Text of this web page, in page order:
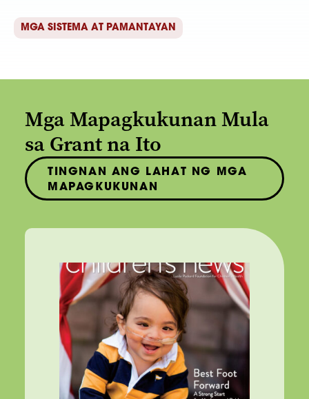
MGA SISTEMA AT PAMANTAYAN
Mga Mapagkukunan Mula
sa Grant na Ito
TINGNAN ANG LAHAT NG MGA
MAPAGKUKUNAN